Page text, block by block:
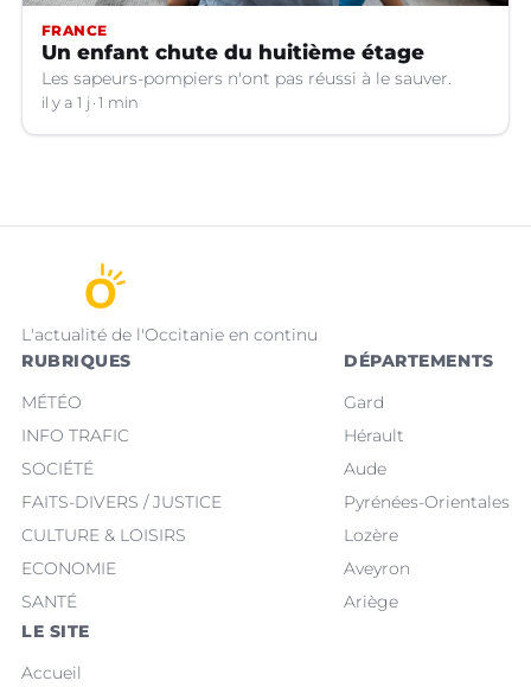
FRANCE
Un enfant chute du huitième étage
Les sapeurs-pompiers n'ont pas réussi à le sauver.
il y a 1 j 1 min
L'actualité de l'Occitanie en continu
RUBRIQUES
MÉTÉO
INFO TRAFIC
SOCIÉTÉ
FAITS-DIVERS / JUSTICE
CULTURE & LOISIRS
ECONOMIE
SANTÉ
DÉPARTEMENTS
Gard
Hérault
Aude
Pyrénées-Orientales
Lozère
Aveyron
Ariège
LE SITE
Accueil